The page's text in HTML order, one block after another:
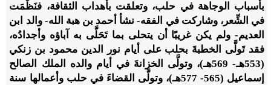
بأسباب الوجاهة في حلب، وتعلقت بأهداب الثقافة، فنَظَمَت
في الشِّعر، وشاركت في الفقه- نشأ أحمد بن هبة الله- والد ابن
العديم- ولم يكن غريبًا أن يتحلى بما تَحَلَّى به آباؤه وأجدادُه،
فقد تَولَّى الخطبةَ بحلب على أيام نور الدين محمود بن زنكي
(553هـ- 569هـ)، وتولَّى الخزانةَ في أيام والده الملك الصالح
إسماعيل (565- 577هـ)، وتولَّى القضاءَ في حلب وأعمالها سنة